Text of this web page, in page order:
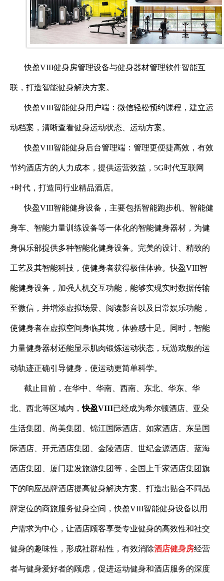
快盈VIII健身房管理设备与健身器材管理软件智能互
联，打造智能健身解决方案。
快盈VIII智能健身用户端：微信轻松预约课程，建立运
动档案，清晰查看健身运动状态、运动方案。
快盈VIII智能健身后台管理端：管理更便捷高效，有效
节约酒店方的人力成本，提供运营效益， 5G时代互联网
+时代，打造同行业精品酒店。
快盈VIII智能健身设备，主要包括智能跑步机、智能健
身车、智能力量训练设备等一体化的智能健身器材，为健
身俱乐部提供多种智能化健身设备。完美的设计、精致的
工艺及其智能科技，使健身者获得极佳体验。快盈VIII智
能健身设备，加强人机交互功能，能够实现实时数据传输
至微信，并增添虚拟场景、阅读影音以及日常娱乐功能，
使健身者在虚拟空间身临其境，体验感十足。同时，智能
力量健身器材还能显示肌肉锻炼运动状态，玩游戏般的运
动轨迹正确引导健身，使运动更简单科学。
截止目前，在华中、华南、西南、东北、华东、华
北、西北等区域内，快盈VIII已经成为希尔顿酒店、亚朵
生活集团、尚美集团、锦江国际酒店、 如家酒店、东呈国
际酒店、开元酒店集团、金陵酒店、世纪金源酒店、蓝海
酒店集团、厦门建发旅游集团等，全国上千家酒店集团旗
下的响应品牌酒店提高健身解决方案、打造出贴合不同品
牌定位的商旅服务健身空间，快盈VIII智能健身设备以用
户需求为中心，让酒店顾客享受专业健身的高效性和社交
健身的趣味性，形成社群粘性，有效消除酒店健身房经营
者与健身爱好者的顾虑，促进运动健身和酒店服务的深度